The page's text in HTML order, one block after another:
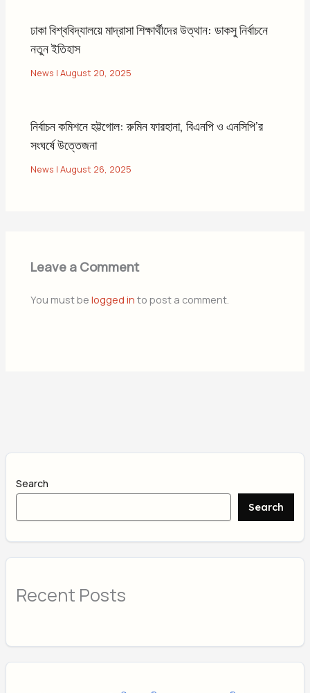
ঢাকা বিশ্ববিদ্যালয়ে মাদ্রাসা শিক্ষার্থীদের উত্থান: ডাকসু নির্বাচনে
নতুন ইতিহাস
News |August 20, 2025
নির্বাচন কমিশনে হট্টগোল: রুমিন ফারহানা, বিএনপি ও এনসিপি’র
সংঘর্ষে উত্তেজনা
News |August 26, 2025
Leave a Comment
You must belogged in to post a comment.
Search
Search
Recent Posts